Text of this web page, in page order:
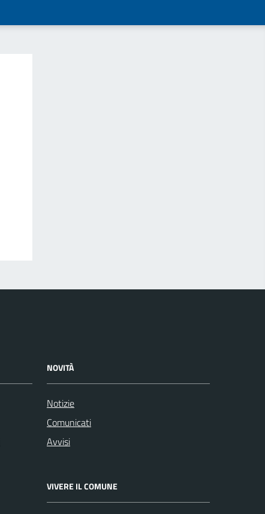
NOVITÀ
Notizie
Comunicati
Avvisi
VIVERE IL COMUNE